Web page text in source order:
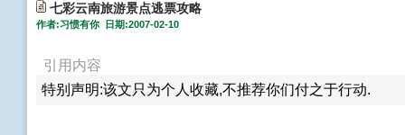
七彩云南旅游景点逃票攻略
作者:习惯有你 日期:2007-02-10
引用内容
特别声明:该文只为个人收藏,不推荐你们付之于行动.